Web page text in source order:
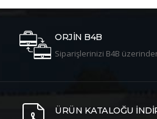
ORJİN B4B
Siparişlerinizi B4B
ÜRÜN KATALOĞU